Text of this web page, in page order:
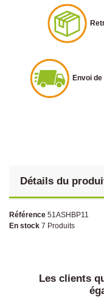
Envoi
Détails du
Référence 51ASHBP11
En stock 7 Produits
Les clients